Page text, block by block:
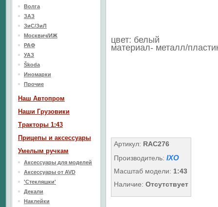
цвет: белый
материал- металл/
Артикул: RAC276
Производитель: IXO
Масштаб модели: 1:43
Наличие: Отсутствует
Волга
ЗАЗ
ЗиС/ЗиЛ
Москвич/ИЖ
РАФ
УАЗ
Škoda
Иномарки
Прочие
Наш Aвтопром
Наши Грузовики
Тракторы 1:43
Прицепы и аксессуары
Умелым ручкам
Аксессуары для моделей
Аксессуары от AVD
'Стекляшки'
Декали
Наклейки